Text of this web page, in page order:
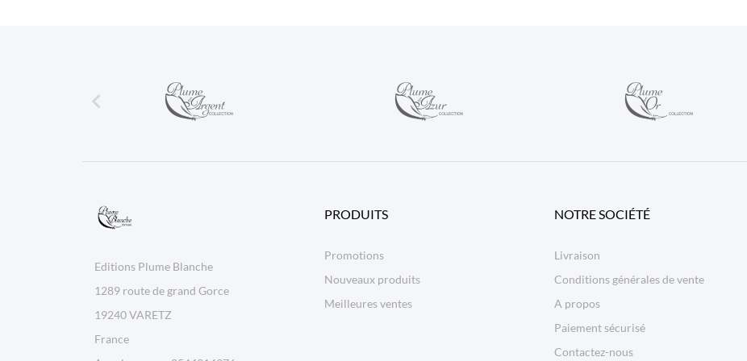

Editions Plume Blanche
1289 route de grand Gorce
19240 VARETZ
France
PRODUITS
Promotions
Nouveaux produits
Meilleures ventes
NOTRE SOCIÉTÉ
Livraison
Conditions générales de vente
A propos
Paiement sécurisé
Contactez-nous